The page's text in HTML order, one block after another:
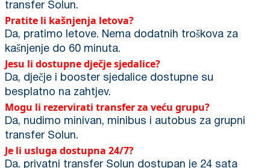
transfer Solun.
Pratite li kašnjenja letova?
Da, pratimo letove. Nema dodatnih troškova za
kašnjenje do 60 minuta.
Jesu li dostupne dječje sjedalice?
Da, dječje i booster sjedalice dostupne su
besplatno na zahtjev.
Mogu li rezervirati transfer za veću grupu?
Da, nudimo minivan, minibus i autobus za grupni
transfer Solun.
Je li usluga dostupna 24/7?
Da, privatni transfer Solun dostupan je 24 sata